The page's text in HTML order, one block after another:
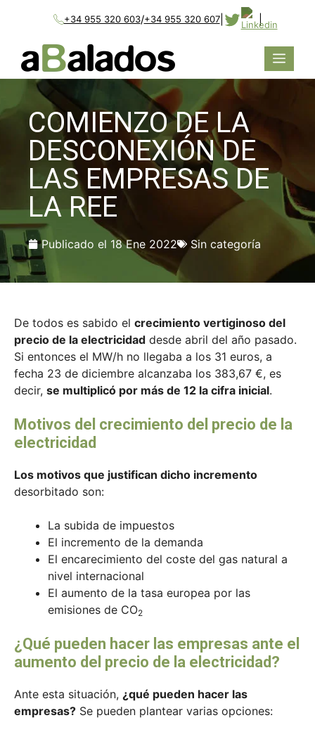
+34 955 320 603/+34 955 320 607|
COMIENZO DE LA
DESCONEXIÓN DE
LAS EMPRESAS DE
LA REE
Publicado el 18 Ene 2022 Sin categoría
De todos es sabido el crecimiento vertiginoso del
precio de la electricidad desde abril del año pasado.
Si entonces el MW/h no llegaba a los 31 euros, a
fecha 23 de diciembre alcanzaba los 383,67 €, es
decir, se multiplicó por más de 12 la cifra inicial.
Motivos del crecimiento del precio de la
electricidad
Los motivos que justifican dicho incremento
desorbitado son:
La subida de impuestos
El incremento de la demanda
El encarecimiento del coste del gas natural a
nivel internacional
El aumento de la tasa europea por las
emisiones de CO2
¿Qué pueden hacer las empresas ante el
aumento del precio de la electricidad?
Ante esta situación, ¿qué pueden hacer las
empresas? Se pueden plantear varias opciones: